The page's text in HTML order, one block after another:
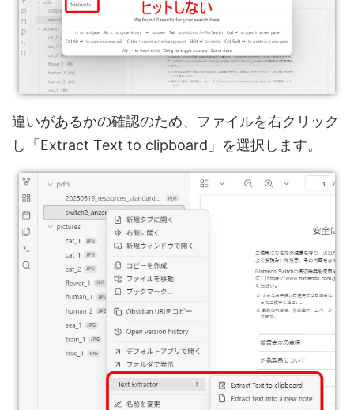
違いがあるかの確認のため、ファイルを右クリック
し「Extract Text to clipboard」を選択します。